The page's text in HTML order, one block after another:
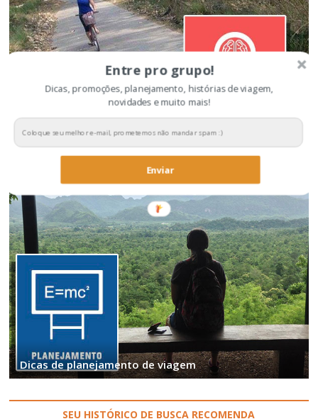
Dicas para economizar na viagem
Dicas de planejamento de viagem
SEU HISTÓRICO DE BUSCA RECOMENDA
Entre pro grupo!
Dicas, promoções, planejamento, histórias de viagem,
novidades e muito mais!
Enviar